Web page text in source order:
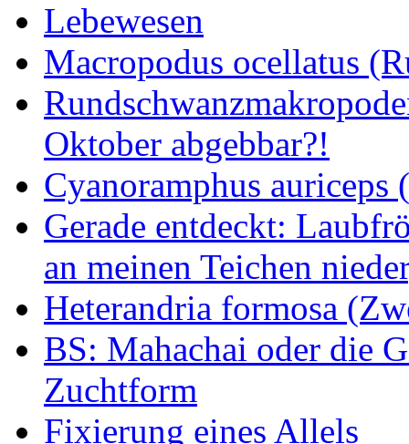
Lebewesen
Macropodus ocellatus
Oktober abgebbar?!
Cyanoramphus
Gerade entdeckt:
an meinen Teichen
Heterandria formosa
BS: Mahachai oder die
Zuchtform
Fixierung eines Allels